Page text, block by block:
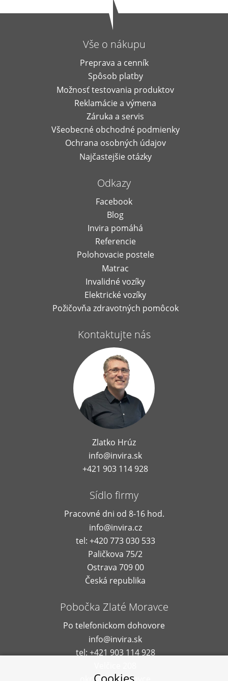
Vše o nákupu
Preprava a cenník
Spôsob platby
Možnosť testovania produktov
Reklamácie a výmena
Záruka a servis
Všeobecné obchodné podmienky
Ochrana osobných údajov
Najčastejšie otázky
Odkazy
Facebook
Blog
Invira pomáhá
Referencie
Polohovacie postele
Matrac
Invalidné vozíky
Elektrické vozíky
Požičovňa zdravotných pomôcok
Kontaktujte nás
Zlatko Hrúz
info@invira.sk
+421 903 114 928
Sídlo firmy
Pracovné dni od 8-16 hod.
info@invira.cz
tel: +420 773 030 533
Paličkova 75/2
Ostrava 709 00
Česká republika
Pobočka Zlaté Moravce
Po telefonickom dohovore
info@invira.sk
tel: +421 903 114 928
Cookies